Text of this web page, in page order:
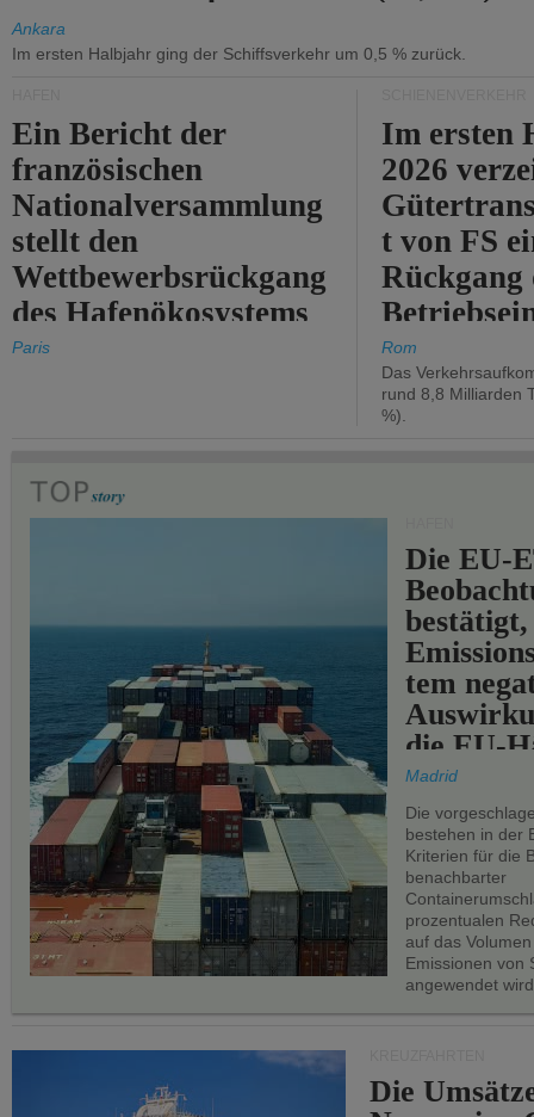
Ankara
Im ersten Halbjahr ging der Schiffsverkehr um 0,5 % zurück.
Ein Bericht der
französischen
Nationalversammlung
stellt den
Wettbewerbsrückgang
des Hafenökosystems
des Staates fest.
Paris
Im ersten
2026
t von FS
Rückgang
um 2,7 %.
Rom
Das
rund 8,8 Milliarden
%).
Die EU-
bestätigt,
tem
die EU-
Madrid
Die
bestehen in der
Kriterien für die
benachbarter
prozentualen
auf das
Emissionen von
angewendet
Die